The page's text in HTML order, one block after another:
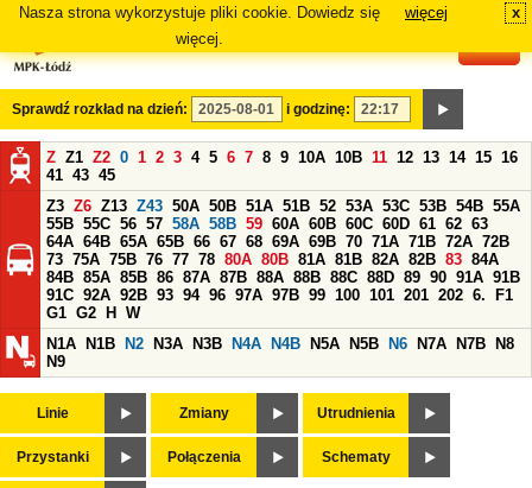
Nasza strona wykorzystuje pliki cookie. Dowiedz się
więcej.
więcej x
Sprawdź rozkład na dzień: i godzinę:
Z Z1 Z2 0 1 2 3 4 5 6 7 8 9 10A 10B 11 12 13 14 15 16
41 43 45
Z3 Z6 Z13 Z43 50A 50B 51A 51B 52 53A 53C 53B 54B 55A
55B 55C 56 57 58A 58B 59 60A 60B 60C 60D 61 62 63
64A 64B 65A 65B 66 67 68 69A 69B 70 71A 71B 72A 72B
73 75A 75B 76 77 78 80A 80B 81A 81B 82A 82B 83 84A
84B 85A 85B 86 87A 87B 88A 88B 88C 88D 89 90 91A 91B
91C 92A 92B 93 94 96 97A 97B 99 100 101 201 202 6.
F1
G1 G2 H
W
N1A
N1B N2 N3A N3B N4A N4B N5A N5B N6 N7A N7B
N8
N9
Linie Zmiany Utrudnienia
Przystanki Połączenia Schematy